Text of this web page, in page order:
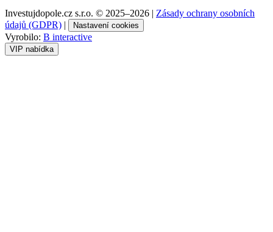
Investujdopole.cz s.r.o. © 2025–2026 | Zásady ochrany osobních
údajů (GDPR) | Nastavení cookies
Vyrobilo: B interactive
VIP nabídka